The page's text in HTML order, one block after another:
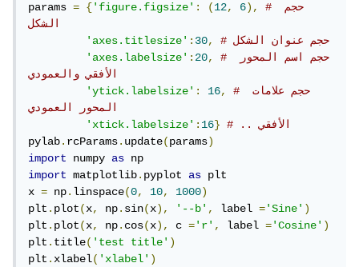
params = {'figure.figsize': (12, 6),
# حجم
'axes.titlesize':30,
# حجم عنوان الشكل
'axes.labelsize':20,
# حجم اسم المحور
الأفقي والعمودي
'ytick.labelsize': 16,
# حجم علامات
المحور العمودي
'xtick.labelsize':16}
# .. الأفقي
pylab.rcParams.update(params)
import
numpy as
import matplotlib.pyplot as plt
x = np.linspace(0, 10, 1000)
plt.plot(x, np.sin(x), '--b', label ='Sine')
plt.plot(x, np.cos(x), c ='r', label ='Cosine')
plt.title('test title')
plt.xlabel('xlabel')